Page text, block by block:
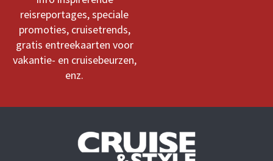
reisreportages, speciale
promoties, cruisetrends,
gratis entreekaarten voor
vakantie- en cruisebeurzen,
enz.